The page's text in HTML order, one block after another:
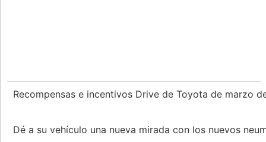
Recompensas e incentivos Drive de Toyota de marzo
Dé a su vehículo una nueva mirada con los nuevos